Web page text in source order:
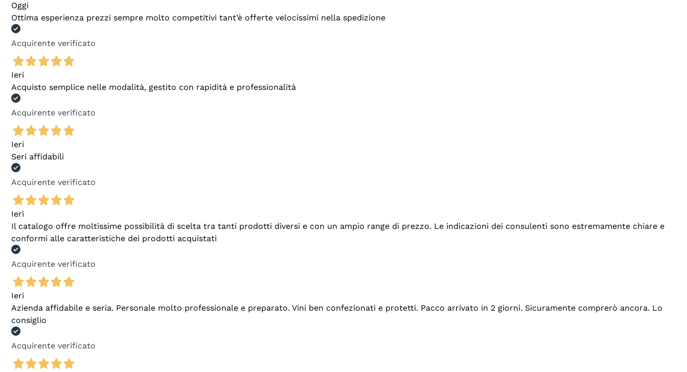
Oggi
Ottima esperienza prezzi sempre molto competitivi tant’è offerte velocissimi nella spedizione
Acquirente verificato
Ieri
Acquisto semplice nelle modalità, gestito con rapidità e professionalità
Acquirente verificato
Ieri
Seri affidabili
Acquirente verificato
Ieri
Il catalogo offre moltissime possibilità di scelta tra tanti prodotti diversi e con un ampio range di prezzo. Le indicazioni dei consulenti sono estremamente chiare e
conformi alle caratteristiche dei prodotti acquistati
Acquirente verificato
Ieri
Azienda affidabile e seria. Personale molto professionale e preparato. Vini ben confezionati e protetti. Pacco arrivato in 2 giorni. Sicuramente comprerò ancora. Lo
consiglio
Acquirente verificato